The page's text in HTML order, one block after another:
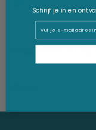
Schrijf je in en